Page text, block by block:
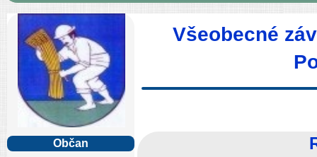
Občan
Všeobecné